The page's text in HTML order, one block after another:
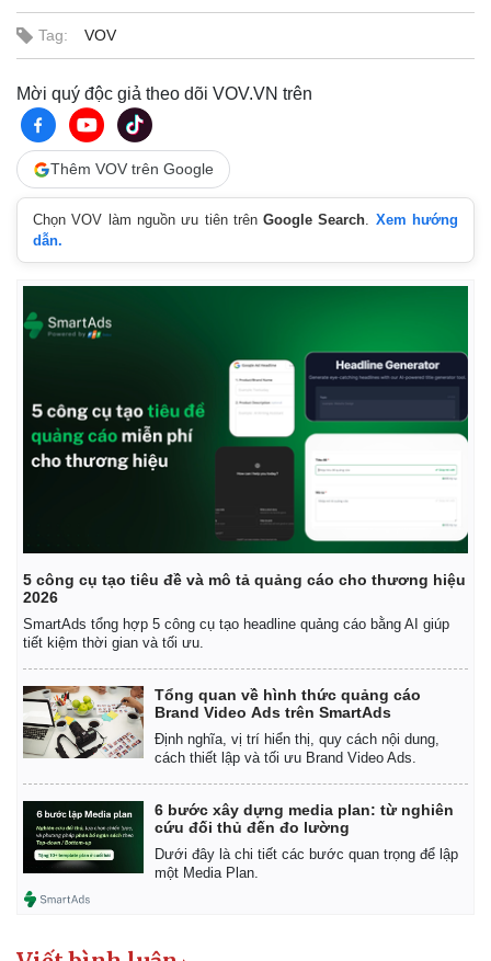
Kinh tế
Thị trường
Tiêu dùng
Tỷ giá
Chứng khoán
Giá cà phê
Tag: VOV
Mời quý độc giả theo dõi VOV.VN trên
Thêm VOV trên Google
Chọn VOV làm nguồn ưu tiên trênGoogle Search. Xem hướng
dẫn.
5 công cụ tạo tiêu đề và mô tả quảng cáo cho thương hiệu
2026
SmartAds tổng hợp 5 công cụ tạo headline quảng cáo bằng AI giúp
tiết kiệm thời gian và tối ưu.
Tổng quan về hình thức quảng cáo
Brand Video Ads trên SmartAds
Định nghĩa, vị trí hiển thị, quy cách nội dung,
cách thiết lập và tối ưu Brand Video Ads.
6 bước xây dựng media plan: từ nghiên
cứu đối thủ đến đo lường
Dưới đây là chi tiết các bước quan trọng để lập
một Media Plan.